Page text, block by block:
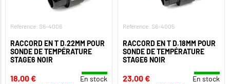
Référence: S6-4006
RACCORD EN T D.22MM POUR
SONDE DE TEMPÉRATURE
STAGE6 NOIR
18,00 € En stock
Référence: S6-4005
RACCORD EN T D.18MM POUR
SONDE DE TEMPÉRATURE
STAGE6 NOIR
23,00 € En stock